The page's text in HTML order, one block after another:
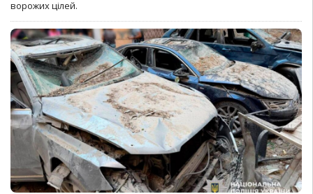
ворожих цілей.